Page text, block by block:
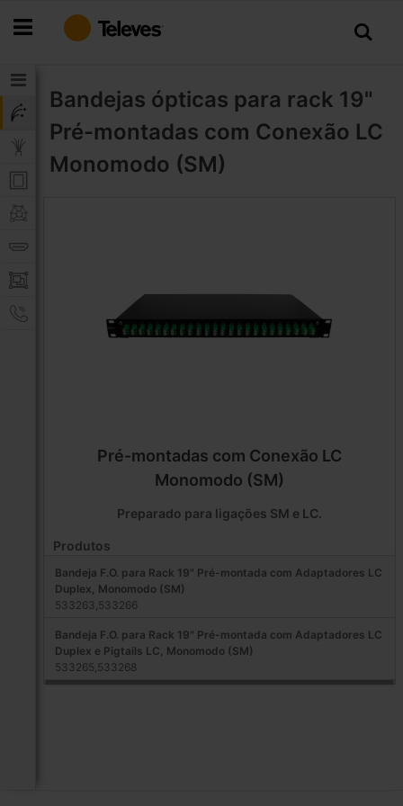
para
Bandejas ópticas para rack 19"
Pré-montadas com Conexão LC
Monomodo (SM)
Pré-montadas com Conexão LC
Monomodo (SM)
Preparado para ligações SM e LC.
Produtos
Bandeja F.O. para Rack 19" Pré-montada com Adaptadores LC
Duplex, Monomodo (SM)
533263,533266
Bandeja F.O. para Rack 19" Pré-montada com Adaptadores LC
Duplex e Pigtails LC, Monomodo (SM)
533265,533268